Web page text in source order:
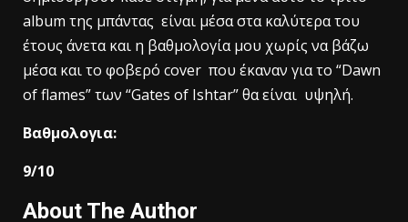
album της μπάντας είναι μέσα στα καλύτερα του
έτους άνετα και η βαθμολογία μου χωρίς να βάζω
μέσα και το φοβερό cover που έκαναν για το “Dawn
of flames” των “Gates of Ishtar” θα είναι υψηλή.
Βαθμολογια:
9/10
About The Author